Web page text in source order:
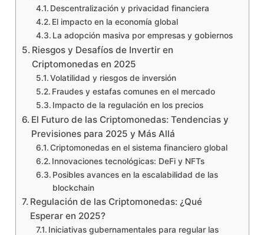
Descentralización y privacidad financiera
El impacto en la economía global
La adopción masiva por empresas y gobiernos
Riesgos y Desafíos de Invertir en
Criptomonedas en 2025
Volatilidad y riesgos de inversión
Fraudes y estafas comunes en el mercado
Impacto de la regulación en los precios
El Futuro de las Criptomonedas: Tendencias y
Previsiones para 2025 y Más Allá
Criptomonedas en el sistema financiero global
Innovaciones tecnológicas: DeFi y NFTs
Posibles avances en la escalabilidad de las
blockchain
Regulación de las Criptomonedas: ¿Qué
Esperar en 2025?
Iniciativas gubernamentales para regular las